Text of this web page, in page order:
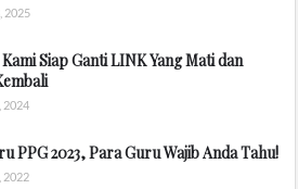
2025
Siap Ganti LINK Yang Mati dan
2024
PPG 2023, Para Guru Wajib Anda Tahu!
2022